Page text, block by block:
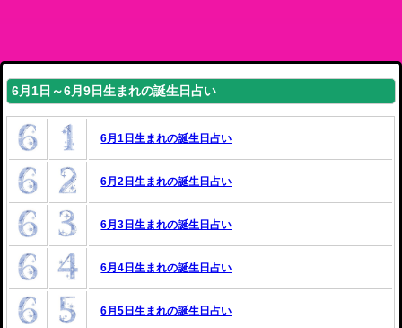
6月1日～6月9日生まれの誕生日占い
6月1日生まれの誕生日占い
6月2日生まれの誕生日占い
6月3日生まれの誕生日占い
6月4日生まれの誕生日占い
6月5日生まれの誕生日占い